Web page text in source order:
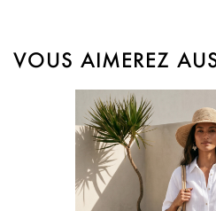
VOUS AIMEREZ